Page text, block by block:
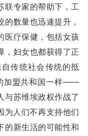
专家的帮助下，工
数量也迅速提升，
医疗保健，包括女孩
，妇女也都获得了正
传统社会传统的抵
加盟共和国一样——
与苏维埃政权作战了
人们不再支持他们
的新生活的可能性和